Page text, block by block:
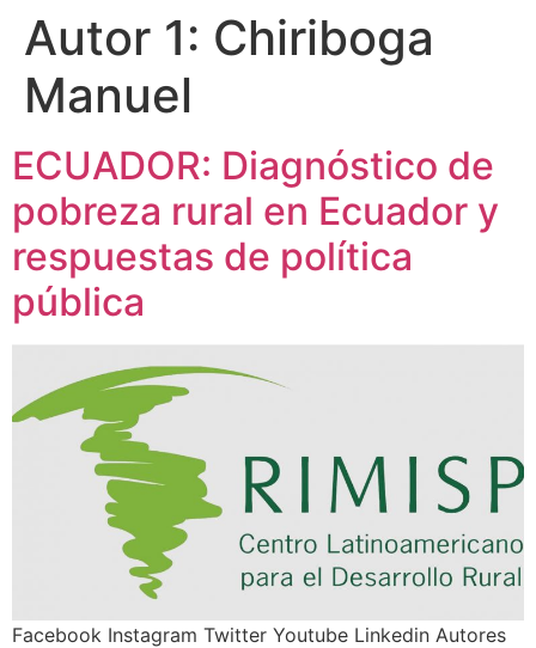
Autor 1: Chiriboga
Manuel
ECUADOR: Diagnóstico de
pobreza rural en Ecuador y
respuestas de política
pública
Facebook Instagram Twitter Youtube Linkedin Autores